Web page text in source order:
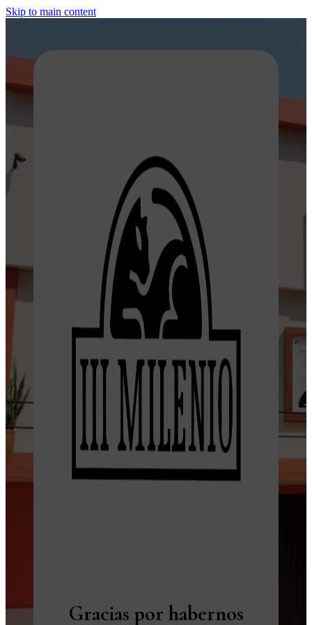
Skip to main content
Gracias por habernos